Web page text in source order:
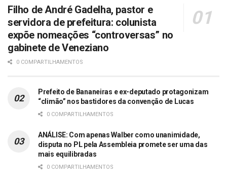
Filho de André Gadelha, pastor e
servidora de prefeitura: colunista
expõe nomeações “controversas” no
gabinete de Veneziano
0 COMPARTILHAMENTOS
Prefeito de Bananeiras e ex-deputado protagonizam
“climão” nos bastidores da convenção de Lucas
0 COMPARTILHAMENTOS
ANÁLISE: Com apenas Walber como unanimidade,
disputa no PL pela Assembleia promete ser uma das
mais equilibradas
0 COMPARTILHAMENTOS